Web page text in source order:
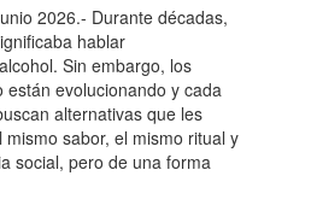
2026.- Durante décadas,
hablar
Sin embargo, los
están evolucionando y cada
alternativas que les
sabor, el mismo ritual y
social, pero de una forma